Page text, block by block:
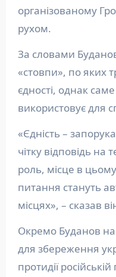
організованому
рухом.
За словами
«стовпи», по яких
єдності, однак
використовує для
«Єдність –
чітку відповідь
роль, місце в цьому
питання стануть
місцях», – сказав
Окремо Буданов
для збереження
протидії